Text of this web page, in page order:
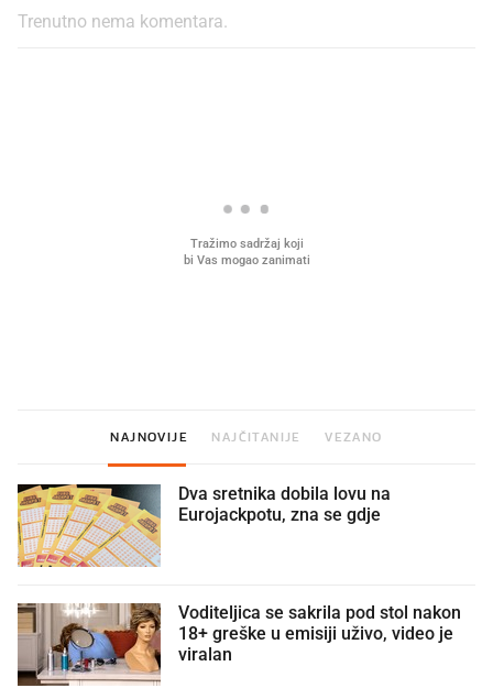
Trenutno nema komentara.
NAJNOVIJE NAJČITANIJE VEZANO
Dva sretnika dobila lovu na
Eurojackpotu, zna se gdje
Voditeljica se sakrila pod stol nakon
18+ greške u emisiji uživo, video je
viralan